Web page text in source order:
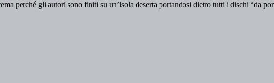
perché gli autori sono finiti su un’isola deserta portandosi dietro tutti i dischi “da